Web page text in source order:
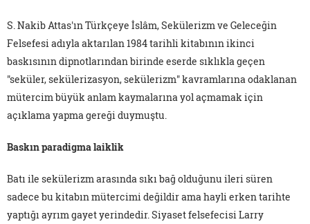
S. Nakib Attas'ın Türkçeye İslâm, Sekülerizm ve Geleceğin
Felsefesi adıyla aktarılan 1984 tarihli kitabının ikinci
baskısının dipnotlarından birinde eserde sıklıkla geçen
"seküler, sekülerizasyon, sekülerizm" kavramlarına odaklanan
mütercim büyük anlam kaymalarına yol açmamak için
açıklama yapma gereği duymuştu.
Baskın paradigma laiklik
Batı ile sekülerizm arasında sıkı bağ olduğunu ileri süren
sadece bu kitabın mütercimi değildir ama hayli erken tarihte
yaptığı ayrım gayet yerindedir. Siyaset felsefecisi Larry